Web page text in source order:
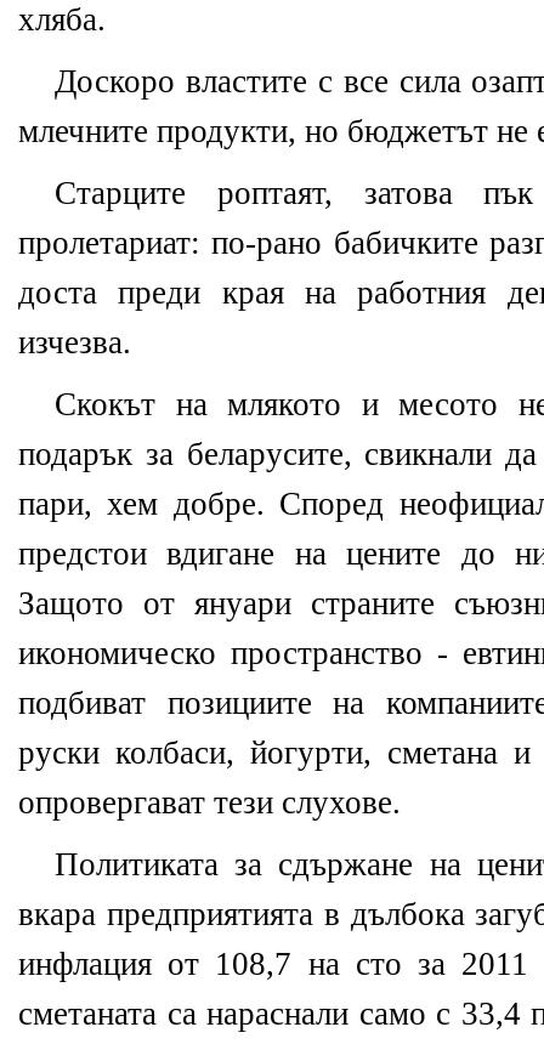
хляба.
Доскоро властите с все сила
млечните продукти, но бюджетът не
Старците роптаят, затова
пролетариат: по-рано бабичките
доста преди края на работния
изчезва.
Скокът на млякото и месото
подарък за беларусите, свикнали
пари, хем добре. Според
предстои вдигане на цените до
Защото от януари страните
икономическо пространство -
подбиват позициите на
руски колбаси, йогурти, сметана и
опровергават тези слухове.
Политиката за сдържане на
вкара предприятията в дълбока
инфлация от 108,7 на сто за 2011
сметаната са нараснали само с 33,4